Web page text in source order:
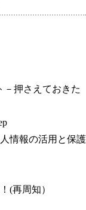
押さえておきた
報の活用と保護
(再周知）